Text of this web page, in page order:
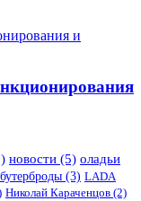
новости (5) оладьи
бутерброды (3) LADA
Николай Караченцов (2)